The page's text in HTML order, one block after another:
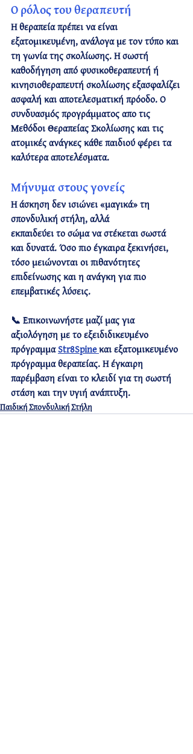
Ο ρόλος του θεραπευτή
Η θεραπεία πρέπει να είναι
εξατομικευμένη, ανάλογα με τον τύπο και
τη γωνία της σκολίωσης. Η σωστή
καθοδήγηση από φυσικοθεραπευτή ή
κινησιοθεραπευτή σκολίωσης εξασφαλίζει
ασφαλή και αποτελεσματική πρόοδο. Ο
συνδυασμός προγράμματος απο τις
Μεθόδοι Θεραπείας Σκολίωσης και τις
ατομικές ανάγκες κάθε παιδιού φέρει τα
καλύτερα αποτελέσματα.
Μήνυμα στους γονείς
Η άσκηση δεν ισιώνει «μαγικά» τη
σπονδυλική στήλη, αλλά
εκπαιδεύει το σώμα να στέκεται σωστά
και δυνατά. Όσο πιο έγκαιρα ξεκινήσει,
τόσο μειώνονται οι πιθανότητες
επιδείνωσης και η ανάγκη για πιο
επεμβατικές λύσεις.
📞 Επικοινωνήστε μαζί μας για
αξιολόγηση με το εξειδιδικευμένο
πρόγραμμα Str8Spine και εξατομικευμένο
πρόγραμμα θεραπείας. Η έγκαιρη
παρέμβαση είναι το κλειδί για τη σωστή
στάση και την υγιή ανάπτυξη.
Παιδική Σπονδυλική Στήλη